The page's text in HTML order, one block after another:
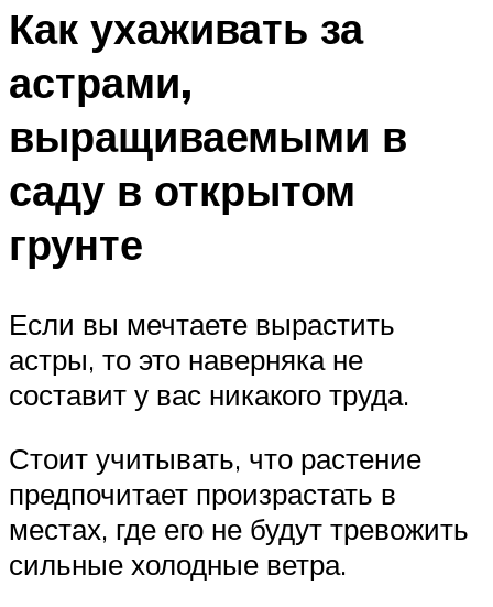
Как ухаживать за
астрами,
выращиваемыми в
саду в открытом
грунте
Если вы мечтаете вырастить
астры, то это наверняка не
составит у вас никакого труда.
Стоит учитывать, что растение
предпочитает произрастать в
местах, где его не будут тревожить
сильные холодные ветра.